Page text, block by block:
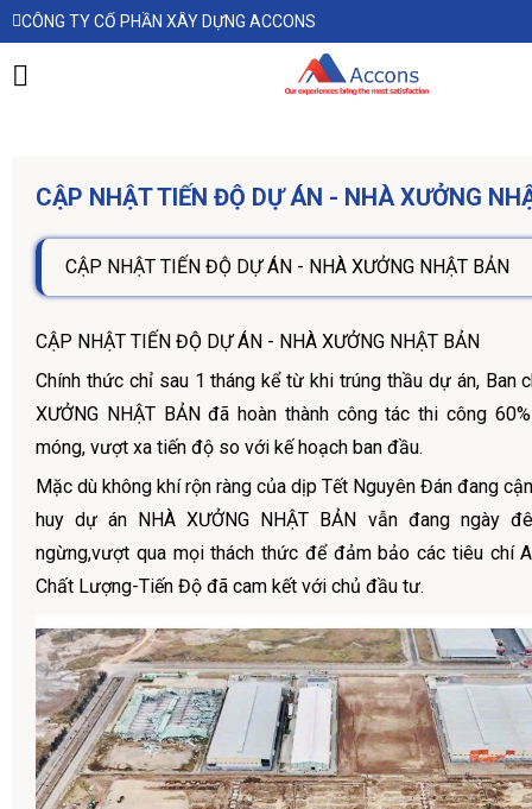
CÔNG TY CỔ PHẦN XÂY DỰNG ACCONS
CẬP NHẬT TIẾN ĐỘ DỰ ÁN - NHÀ XƯỞNG
CẬP NHẬT TIẾN ĐỘ DỰ ÁN - NHÀ XƯỞNG NHẬT BẢN
CẬP NHẬT TIẾN ĐỘ DỰ ÁN - NHÀ XƯỞNG NHẬT BẢN
Chính thức chỉ sau 1 tháng kể từ khi trúng thầu dự án, Ban
XƯỞNG NHẬT BẢN đã hoàn thành công tác thi công
móng, vượt xa tiến độ so với kế hoạch ban đầu.
Mặc dù không khí rộn ràng của dịp Tết Nguyên Đán đang
huy dự án NHÀ XƯỞNG NHẬT BẢN vẫn đang ngày
ngừng,vượt qua mọi thách thức để đảm bảo các tiêu chí
Chất Lượng-Tiến Độ đã cam kết với chủ đầu tư.